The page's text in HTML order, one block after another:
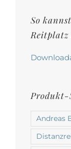
So
Reitplatz
Produkt-
Andreas